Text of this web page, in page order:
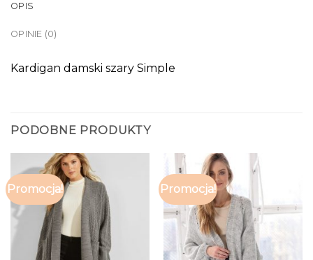
OPIS
OPINIE (0)
Kardigan damski szary Simple
PODOBNE PRODUKTY
Promocja! Promocja!